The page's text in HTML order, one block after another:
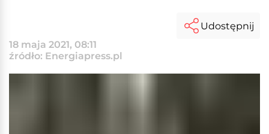
18 maja 2021, 08:11
źródło: Energiapress.pl
Udostępnij